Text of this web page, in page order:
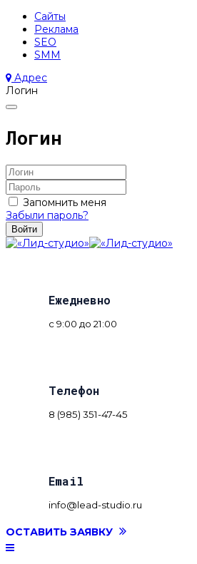
Сайты
Реклама
SEO
SMM
Адрес
Логин
Логин
Запомнить меня
Забыли пароль?
Войти
Ежедневно
с 9:00 до 21:00
Телефон
8 (985) 351-47-45
Email
info@lead-studio.ru
ОСТАВИТЬ ЗАЯВКУ